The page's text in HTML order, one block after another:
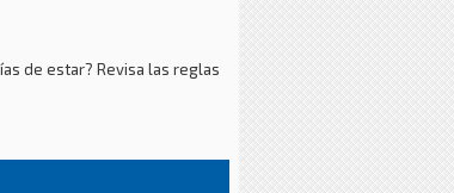
de estar? Revisa las reglas